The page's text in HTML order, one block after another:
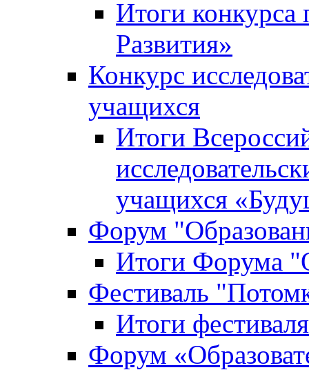
Итоги конкурса
Развития»
Конкурс
учащихся
Итоги
учащихся
Форум
Итоги Форума
Фестиваль
Итоги
Форум